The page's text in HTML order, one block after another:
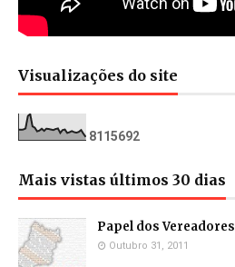
Visualizações do site
81 15692
Mais vistas últimos 30 dias
Papel dos Vereadores
Outubro 31, 2011